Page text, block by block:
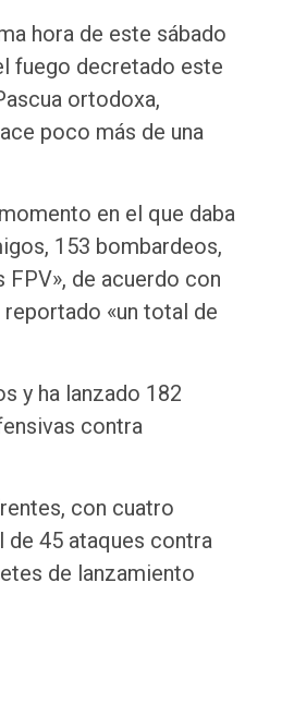
hora de este sábado
fuego decretado este
ortodoxa,
poco más de una
en el que daba
153 bombardeos,
FPV», de acuerdo con
«un total de
y ha lanzado 182
contra
con cuatro
de 45 ataques contra
de lanzamiento